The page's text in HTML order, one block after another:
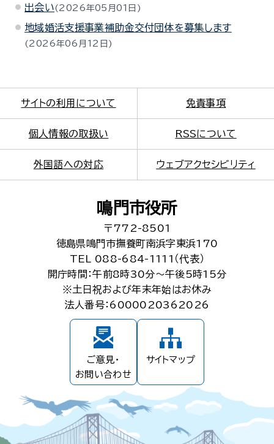
出会い 2026年05月01日
地域婚活支援事業補助金交付団体を募集します
2026年06月12日
サイトの利用について 免責事項
個人情報の取扱い RSSについて
外国語への対応 ウェブアクセシビリティ
鳴門市役所
〒772-8501
徳島県鳴門市撫養町南浜字東浜170
TEL 088-684-1111（代表）
開庁時間：午前8時30分～午後5時15分
※土日祝および年末年始はお休み
法人番号：6000020362026
ご意見・
お問い合わせ
サイトマップ